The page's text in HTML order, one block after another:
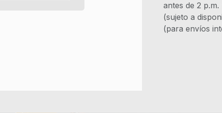
antes de 2
(sujeto a
(para envíos